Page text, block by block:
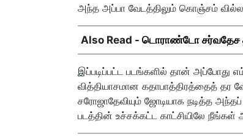
அந்த அப்பா வேடத்திலும் கொஞ்சம்
Also Read - டொராண்டோ சர்வதேச
இப்படிப்பட்ட படங்களில் தான் அப்போது
வித்தியாசமான கதாபாத்திரத்தைத் தர
சரோஜாதேவியும் ஜோடியாக நடித்த
படத்தின் உச்சக்கட்ட காட்சியிலே